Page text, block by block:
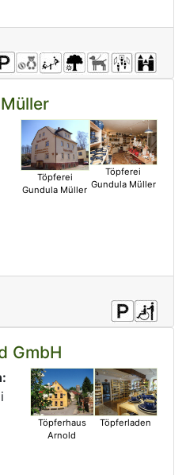
Töpferei
Gundula Müller
Töpferei
Gundula Müller
GmbH
Töpferhaus
Arnold
Töpferladen